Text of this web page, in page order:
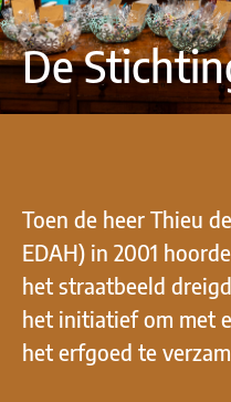
De
Toen de heer Thieu
EDAH) in 2001
het straatbeeld
het initiatief om met
het erfgoed te